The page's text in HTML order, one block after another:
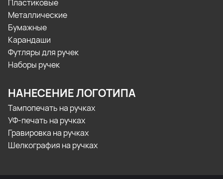
Пластиковые
Металлические
Бумажные
Карандаши
Футляры для ручек
Наборы ручек
НАНЕСЕНИЕ ЛОГОТИПА
Тампопечать на ручках
УФ-печать на ручках
Гравировка на ручках
Шелкография на ручках